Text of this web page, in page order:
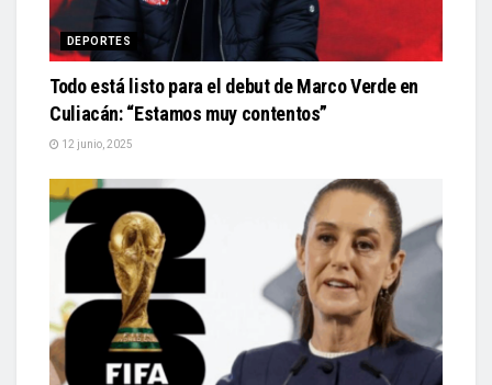
DEPORTES
Todo está listo para el debut de Marco Verde en
Culiacán: “Estamos muy contentos”
12 junio, 2025